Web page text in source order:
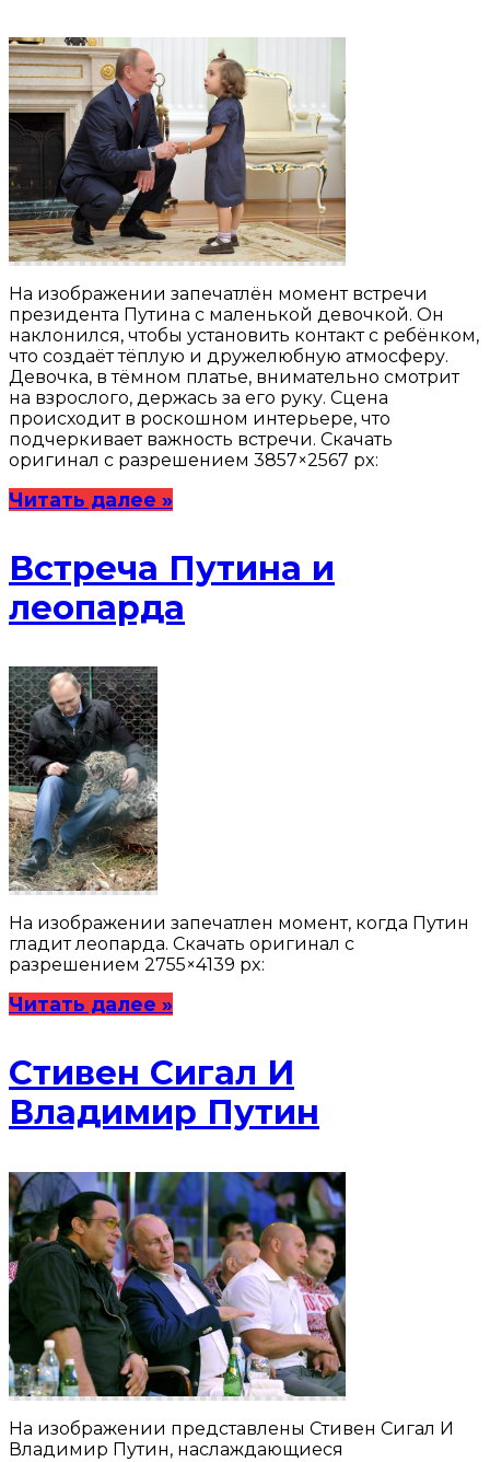
На изображении запечатлён момент встречи
президента Путина с маленькой девочкой. Он
наклонился, чтобы установить контакт с ребёнком,
что создаёт тёплую и дружелюбную атмосферу.
Девочка, в тёмном платье, внимательно смотрит
на взрослого, держась за его руку. Сцена
происходит в роскошном интерьере, что
подчеркивает важность встречи. Скачать
оригинал с разрешением 3857×2567 px:
Читать далее »
Встреча Путина и
леопарда
На изображении запечатлен момент, когда Путин
гладит леопарда. Скачать оригинал с
разрешением 2755×4139 px:
Читать далее »
Стивен Сигал И
Владимир Путин
На изображении представлены Стивен Сигал И
Владимир Путин, наслаждающиеся